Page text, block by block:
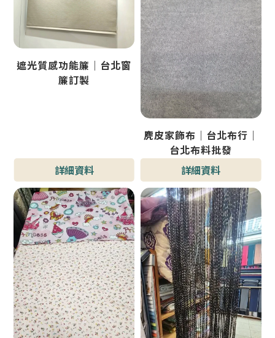
遮光質感功能簾｜台北窗
簾訂製
詳細資料
麂皮家飾布｜台北布行｜
台北布料批發
詳細資料